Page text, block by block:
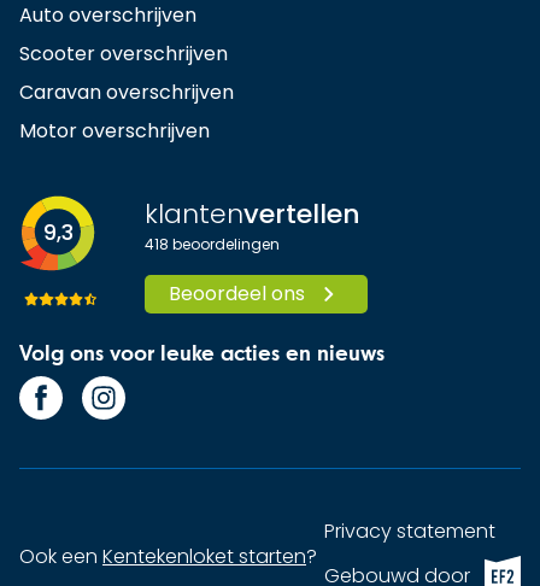
Auto overschrijven
Scooter overschrijven
Caravan overschrijven
Motor overschrijven
9,3 klantenvertellen
418 beoordelingen
Beoordeel ons
Volg ons voor leuke acties en nieuws
Ook een Kentekenloket starten?
Privacy statement
Gebouwd doorEF2